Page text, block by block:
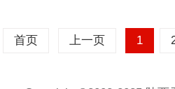
首页 上一页 1